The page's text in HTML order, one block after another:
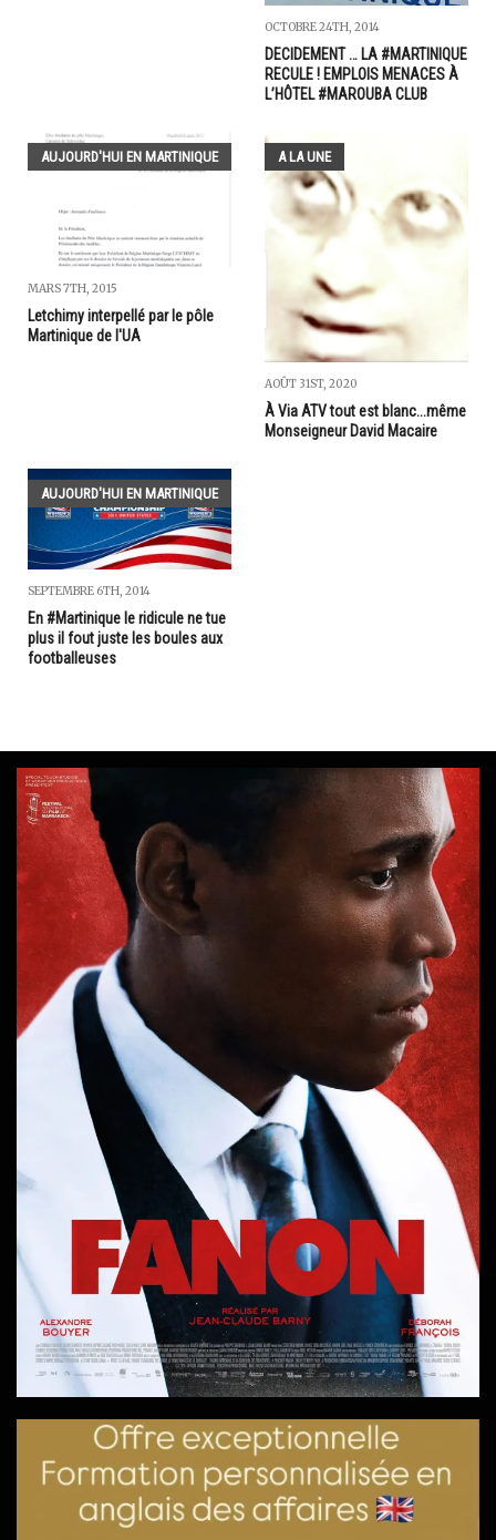
OCTOBRE 24TH, 2014
DECIDEMENT … LA #MARTINIQUE
RECULE ! EMPLOIS MENACES À
L’HÔTEL #MAROUBA CLUB
AUJOURD'HUI EN MARTINIQUE
MARS 7TH, 2015
Letchimy interpellé par le pôle
Martinique de l'UA
A LA UNE
AOÛT 31ST, 2020
À Via ATV tout est blanc...même
Monseigneur David Macaire
AUJOURD'HUI EN MARTINIQUE
SEPTEMBRE 6TH, 2014
En #Martinique le ridicule ne tue
plus il fout juste les boules aux
footballeuses